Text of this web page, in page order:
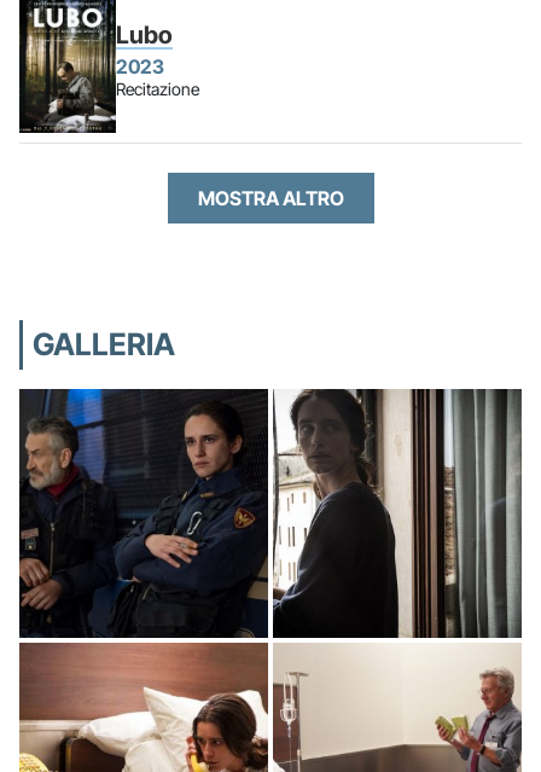
Lubo
2023
Recitazione
MOSTRA ALTRO
GALLERIA